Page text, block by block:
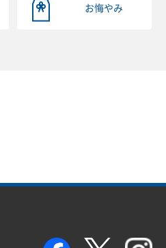
お悔やみ